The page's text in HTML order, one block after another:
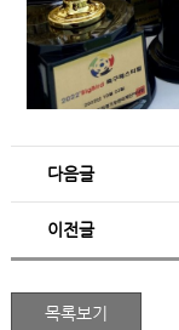
다음글
이전글